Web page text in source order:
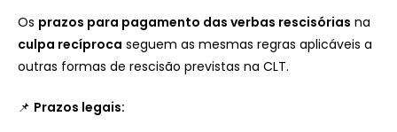
Os prazos para pagamento das verbas rescisórias na
culpa recíproca seguem as mesmas regras aplicáveis a
outras formas de rescisão previstas na CLT.
📌 Prazos legais: